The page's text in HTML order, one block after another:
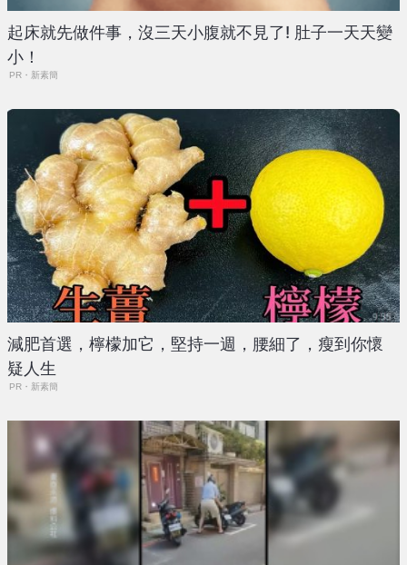
起床就先做件事，沒三天小腹就不見了! 肚子一天天變
小！
PR・新素簡
減肥首選，檸檬加它，堅持一週，腰細了，瘦到你懷
疑人生
PR・新素簡